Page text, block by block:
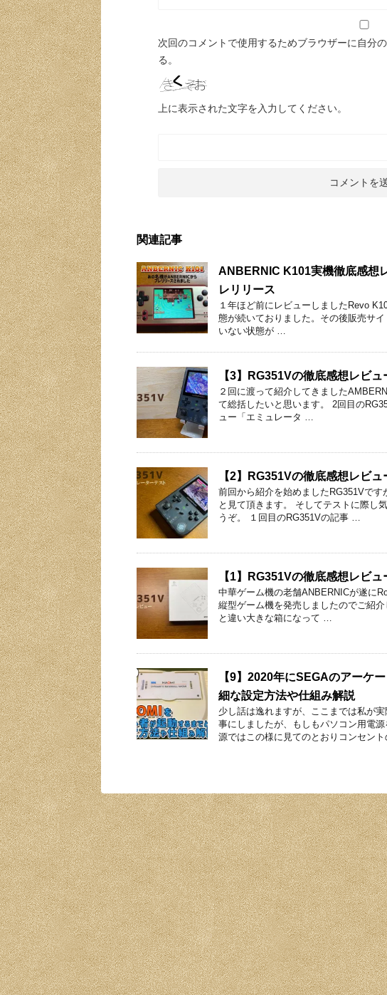
次回のコメントで使用するためブラウザーに自分
る。
上に表示された文字を入力してください。
関連記事
ANBERNIC K101実機徹底感想
レリリース
１年ほど前にレビューしましたRevo
態が続いておりました。その後販売サ
いない状態が …
【3】RG351Vの徹底感想レビュ
２回に渡って紹介してきました
て総括したいと思います。 2回目の
ュー「エミュレータ …
【2】RG351Vの徹底感想レビ
前回から紹介を始めましたRG351Vで
と見て頂きます。 そしてテストに際し
うぞ。 １回目のRG351Vの記事 …
【1】RG351Vの徹底感想レビ
中華ゲーム機の老舗ANBERNICが遂に
縦型ゲーム機を発売しましたのでご紹
と違い大きな箱になって …
【9】2020年にSEGAのアーケ
細な設定方法や仕組み解説
少し話は逸れますが、ここまでは私が
事にしましたが、もしもパソコン用電
源ではこの様に見てのとおりコンセン